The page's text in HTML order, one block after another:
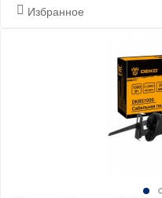
Избранное